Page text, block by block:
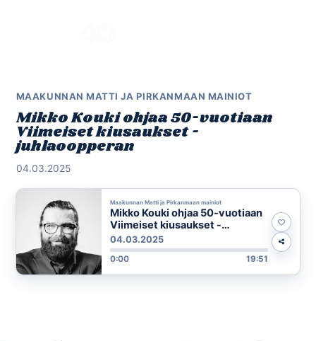
MAAKUNNAN MATTI JA PIRKANMAAN MAINIOT
Mikko Kouki ohjaa 50-vuotiaan
Viimeiset kiusaukset -
juhlaoopperan
04.03.2025
Maakunnan Matti ja Pirkanmaan mainiot
Mikko Kouki ohjaa 50-vuotiaan
Viimeiset kiusaukset -
juhlaoopperan
04.03.2025
0:00 19:51